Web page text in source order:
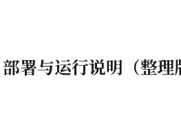
署与运行说明（整理